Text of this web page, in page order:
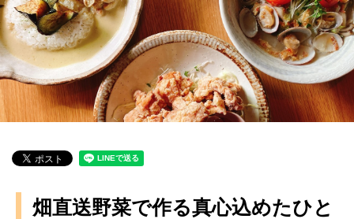
畑直送野菜で作る真心込めたひと